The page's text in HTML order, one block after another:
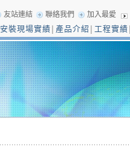
友站連結 聯絡我們 加入最愛
安裝現場實績 產品介紹 工程實績